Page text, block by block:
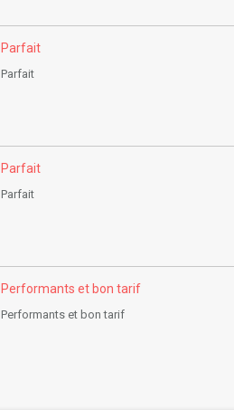
Parfait
Parfait
Parfait
Parfait
Performants et bon tarif
Performants et bon tarif